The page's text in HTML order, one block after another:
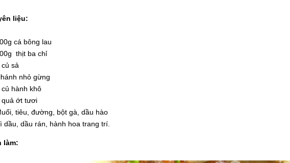
liệu:
cá bông lau
thịt ba chỉ
củ sả
nhỏ gừng
củ hành khô
quả ớt tươi
tiêu, đường, bột gà, dầu hào
dầu, dầu rán, hành hoa trang trí.
làm: